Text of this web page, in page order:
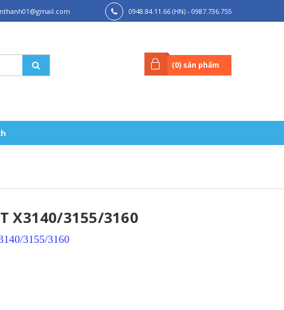
0948.84.11.66 (HN) - 0987.736.755
(0) sản phẩm
X3140/3155/3160
3155/3160